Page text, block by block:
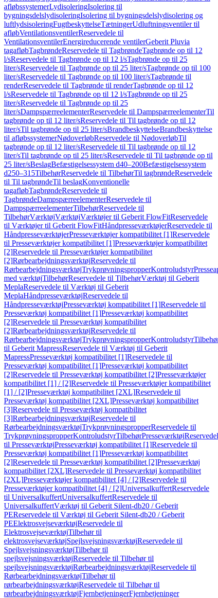
afløbssystemerLydisoleringIsolering til
bygningsdelslydisoleringIsolering til bygningsdelslydisolering og
luftlydsisoleringFugtbeskyttelseTætningerUdluftningsventiler til
afløbVentilationsventilerReservedele til
VentilationsventilerEnergireducerende ventilerGeberit Pluvia
tagafløbTagbrøndeReservedele til TagbrøndeTagbrønde op til 12
l/sReservedele til Tagbrønde op til 12 l/sTagbrønde op til 25
liter/sReservedele til Tagbrønde op til 25 liter/sTagbrønde op til 100
liter/sReservedele til Tagbrønde op til 100 liter/sTagbrønde til
renderReservedele til Tagbrønde til renderTagbrønde op til 12
l/sReservedele til Tagbrønde op til 12 l/sTagbrønde op til 25
liter/sReservedele til Tagbrønde op til 25
liter/sDampspærreelementerReservedele til DampspærreelementerTil
tagbrønde op til 12 liter/sReservedele til Til tagbrønde op til 12
liter/sTil tagbrønde op til 25 liter/sBrandbeskyttelseBrandbeskyttelse
til afløbssystemerNødoverløbReservedele til NødoverløbTil
tagbrønde op til 12 liter/sReservedele til Til tagbrønde op til 12
liter/sTil tagbrønde op til 25 liter/sReservedele til Til tagbrønde op til
25 liter/sBeslagBefæstigelsessystem d40–200Befæstigelsessystem
d250–315TilbehørReservedele til TilbehørTil tagbrøndeReservedele
til Til tagbrøndeTil beslagKonventionelle
tagafløbTagbrøndeReservedele til
TagbrøndeDampspærreelementerReservedele til
DampspærreelementerTilbehørReservedele til
TilbehørVærktøjVærktøjVærktøjer til Geberit FlowFitReservedele
til Værktøjer til Geberit FlowFitHåndpresseværktøjerReservedele til
HåndpresseværktøjerPresseværktøjer kompatibilitet [1]Reservedele
til Presseværktøjer kompatibilitet [1]Presseværktøjer kompatibilitet
[2]Reservedele til Presseværktøjer kompatibilitet
[2]RørbearbejdningsværktøjReservedele til
RørbearbejdningsværktøjTrykprøvningspropperKontroludstyr
med værktøjTilbehørReservedele til TilbehørVærktøj til Geberit
MeplaReservedele til Værktøj til Geberit
MeplaHåndpresseværktøjReservedele til
HåndpresseværktøjPresseværktøj kompatibilitet [1]Reservedele til
Presseværktøj kompatibilitet [1]Presseværktøj kompatibilitet
[2]Reservedele til Presseværktøj kompatibilitet
[2]RørbearbejdningsværktøjReservedele til
RørbearbejdningsværktøjTrykprøvningspropperKontroludstyr
til Geberit MapressReservedele til Værktøj til Geberit
MapressPresseværktøj kompatibilitet [1]Reservedele til
Presseværktøj kompatibilitet [1]Presseværktøj kompatibilitet
[2]Reservedele til Presseværktøj kompatibilitet [2]Presseværktøjer
kompatibilitet [1] / [2]Reservedele til Presseværktøjer kompatibilitet
[1] / [2]Presseværktøj kompatibilitet [2XL]Reservedele til
Presseværktøj kompatibilitet [2XL]Presseværktøj kompatibilitet
[3]Reservedele til Presseværktøj kompatibilitet
[3]RørbearbejdningsværktøjReservedele til
RørbearbejdningsværktøjTrykprøvningspropperReservedele til
TrykprøvningspropperKontroludstyrTilbehørPresseværktøj
til PresseværktøjPresseværktøj kompatibilitet [1]Reservedele til
Presseværktøj kompatibilitet [1]Presseværktøj kompatibilitet
[2]Reservedele til Presseværktøj kompatibilitet [2]Presseværktøj
kompatibilitet [2XL]Reservedele til Presseværktøj kompatibilitet
[2XL]Presseværktøjer kompatibilitet [4] / [2]Reservedele til
Presseværktøjer kompatibilitet [4] / [2]UniversalkuffertReservedele
til UniversalkuffertUniversalkuffertReservedele til
UniversalkuffertVærktøj til Geberit Silent-db20 / Geberit
PEReservedele til Værktøj til Geberit Silent-db20 / Geberit
PEElektrosvejseværktøjReservedele til
ElektrosvejseværktøjTilbehør til
elektrosvejseværktøjSpejlsvejsningsværktøjReservedele til
SpejlsvejsningsværktøjTilbehør til
spejlsvejsningsværktøjReservedele til Tilbehør til
spejlsvejsningsværktøjRørbearbejdningsværktøjReservedele til
RørbearbejdningsværktøjTilbehør til
rørbearbejdningsværktøjReservedele til Tilbehør til
rørbearbejdningsværktøjFjernbetjeningerFjernbetjeninger